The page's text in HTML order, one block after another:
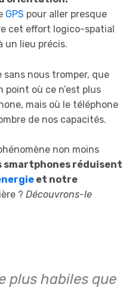
GPS pour aller presque
cet effort logico-spatial
un lieu précis.
sans nous tromper, que
point où ce n’est plus
mais où le téléphone
de nos capacités.
non moins
smartphones réduisent
et notre
? Découvrons-le
plus habiles que